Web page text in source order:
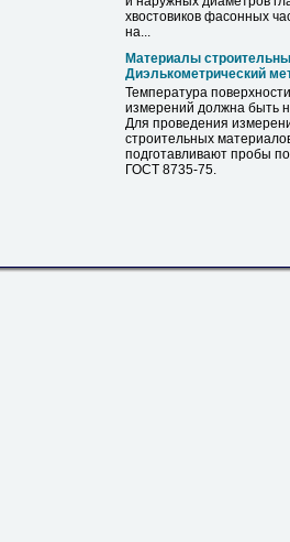
хвостовиков фасонных
на...
Материалы
Диэлькометрический
Температура
измерений должна быть
Для проведения
строительных
подготавливают пробы по
ГОСТ 8735-75.